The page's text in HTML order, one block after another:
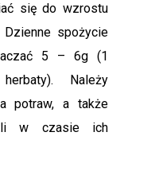
się do wzrostu
spożycie
5 – 6g (1
Należy
potraw, a także
w czasie ich